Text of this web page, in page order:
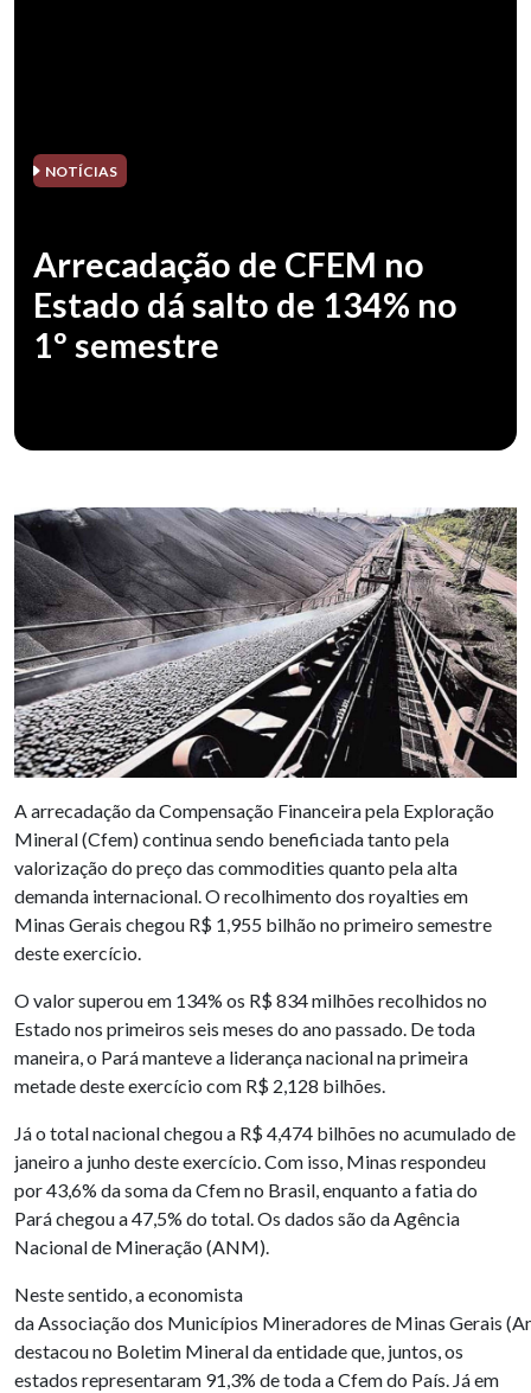
NOTÍCIAS
Arrecadação de CFEM no
Estado dá salto de 134% no
1º semestre
A arrecadação da Compensação Financeira pela Exploração
Mineral (Cfem) continua sendo beneficiada tanto pela
valorização do preço das commodities quanto pela alta
demanda internacional. O recolhimento dos royalties em
Minas Gerais chegou R$ 1,955 bilhão no primeiro semestre
deste exercício.
O valor superou em 134% os R$ 834 milhões recolhidos no
Estado nos primeiros seis meses do ano passado. De toda
maneira, o Pará manteve a liderança nacional na primeira
metade deste exercício com R$ 2,128 bilhões.
Já o total nacional chegou a R$ 4,474 bilhões no acumulado de
janeiro a junho deste exercício. Com isso, Minas respondeu
por 43,6% da soma da Cfem no Brasil, enquanto a fatia do
Pará chegou a 47,5% do total. Os dados são da Agência
Nacional de Mineração (ANM).
Neste sentido, a economista
da Associação dos Municípios Mineradores de Minas Gerais
destacou no Boletim Mineral da entidade que, juntos, os
estados representaram 91,3% de toda a Cfem do País. Já em